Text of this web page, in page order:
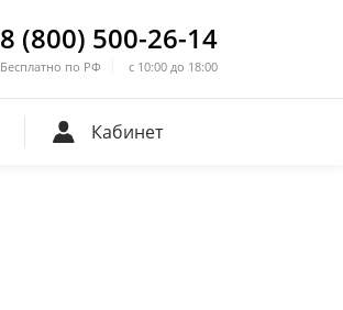
8 (800) 500-26-14
Бесплатно по РФ с 10:00 до 18:00
Кабинет